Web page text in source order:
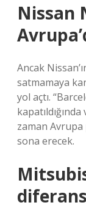
Nissan
Ancak
satmamaya
yol açtı.
zaman
sona erecek.